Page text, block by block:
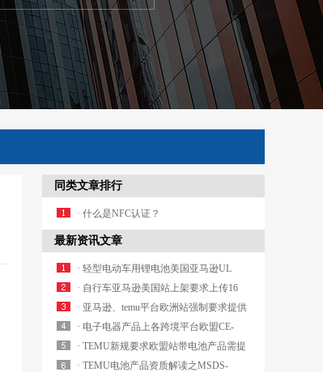
同类文章排行
· 什么是NFC认证？
最新资讯文章
· 轻型电动车用锂电池美国亚马逊UL
2271周期多久？
· 自行车亚马逊美国站上架要求上传16
CFR 1512和GCC认证怎么收费？
· 亚马逊、temu平台欧洲站强制要求提供
轻型电动车锂电池EN 50604-1认证哪家实
验室可以办理？
· 电子电器产品上各跨境平台欧盟CE-
LVD/EMC/RED合规及产品标签有什么要
求？
· TEMU新规要求欧盟站带电池产品需提
交CE-Battery资质白名单实验室有哪些？
· TEMU电池产品资质解读之MSDS-